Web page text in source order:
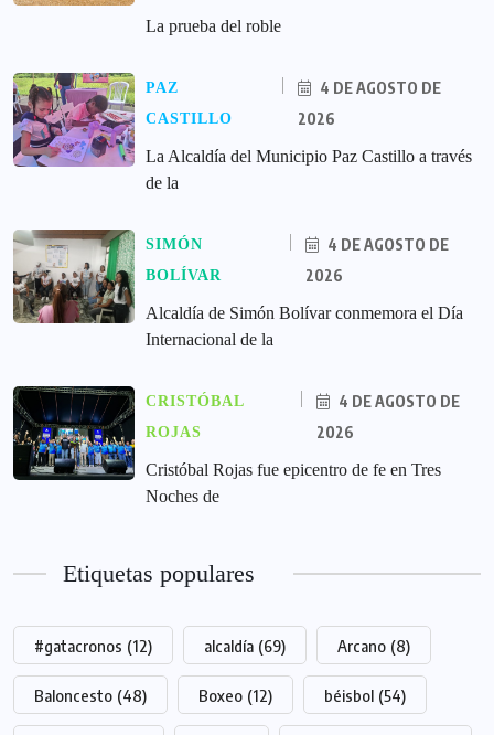
La prueba del roble
PAZ
CASTILLO
4 DE AGOSTO DE
2026
La Alcaldía del Municipio Paz Castillo a través
de la
SIMÓN
BOLÍVAR
4 DE AGOSTO DE
2026
Alcaldía de Simón Bolívar conmemora el Día
Internacional de la
CRISTÓBAL
ROJAS
4 DE AGOSTO DE
2026
Cristóbal Rojas fue epicentro de fe en Tres
Noches de
Etiquetas populares
#gatacronos (12) alcaldía (69) Arcano (8)
Baloncesto (48) Boxeo (12) béisbol (54)